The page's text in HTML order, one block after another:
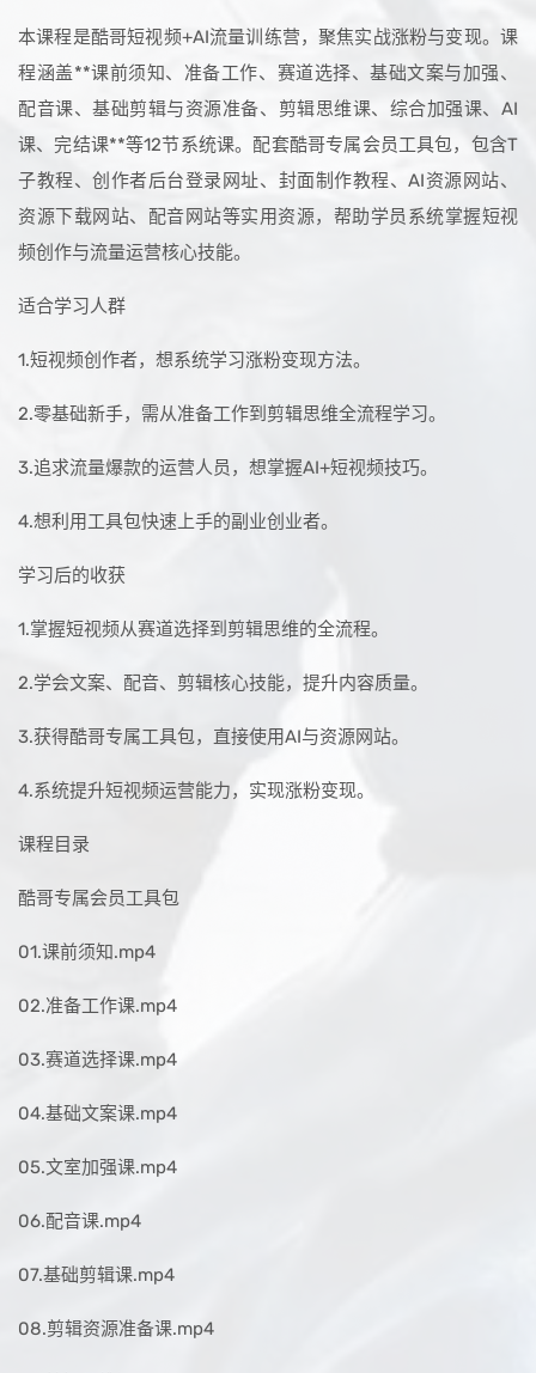
本课程是酷哥短视频+AI流量训练营，聚焦实战涨粉与变现。课
程涵盖**课前须知、准备工作、赛道选择、基础文案与加强、
配音课、基础剪辑与资源准备、剪辑思维课、综合加强课、AI
课、完结课**等12节系统课。配套酷哥专属会员工具包，包含T
子教程、创作者后台登录网址、封面制作教程、AI资源网站、
资源下载网站、配音网站等实用资源，帮助学员系统掌握短视
频创作与流量运营核心技能。
适合学习人群
1.短视频创作者，想系统学习涨粉变现方法。
2.零基础新手，需从准备工作到剪辑思维全流程学习。
3.追求流量爆款的运营人员，想掌握AI+短视频技巧。
4.想利用工具包快速上手的副业创业者。
学习后的收获
1.掌握短视频从赛道选择到剪辑思维的全流程。
2.学会文案、配音、剪辑核心技能，提升内容质量。
3.获得酷哥专属工具包，直接使用AI与资源网站。
4.系统提升短视频运营能力，实现涨粉变现。
课程目录
酷哥专属会员工具包
01.课前须知.mp4
02.准备工作课.mp4
03.赛道选择课.mp4
04.基础文案课.mp4
05.文室加强课.mp4
06.配音课.mp4
07.基础剪辑课.mp4
08.剪辑资源准备课.mp4